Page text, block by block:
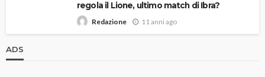
regola il Lione, ultimo match di Ibra?
Redazione 11 anni ago
ADS